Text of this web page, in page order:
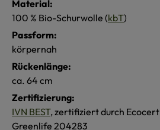
Material:
100 % Bio-Schurwolle (kbT)
Passform:
körpernah
Rückenlänge:
ca. 64 cm
Zertifizierung:
IVN BEST, zertifiziert durch Ecocert
Greenlife 204283